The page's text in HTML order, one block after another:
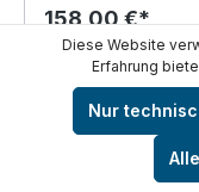
158,00 €*
Diese Website
Erfahrung
Nur